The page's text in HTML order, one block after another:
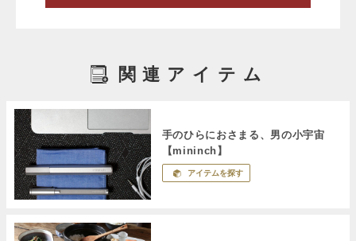
関連アイテム
手のひらにおさまる、男の小宇宙
【mininch】
アイテムを探す